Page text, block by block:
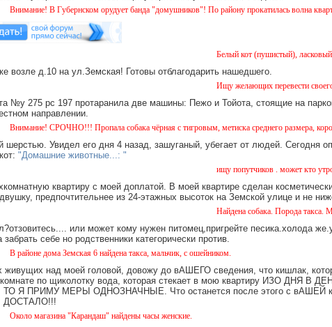
В Губернском орудует банда "домушников"! По району прокатилась волна квартирных
Белый кот (пушистый), ласковый
возле д.10 на ул.Земская! Готовы отблагодарить нашедшего.
Ищу желающих перевести своего
275 рс 197 протаранила две машины: Пежо и Тойота, стоящие на
направлении.
СРОЧНО!!! Пропала собака чёрная с тигровым, метиска среднего размера,
Увидел его дня 4 назад, зашуганый, убегает от людей. Сегодня
"Домашние животные...: "
ищу попутчиков . может кто утром
квартиру с моей доплатой. В моей квартире сделан
предпочтительнее из 24-этажных высоток на Земской улице и не
Найдена собака. Порода такса.
или может кому нужен питомец,пригрейте песика.холода
себе но родственники категорически против.
дома Земская 6 найдена такса, мальчик, с ошейником.
живущих над моей головой, довожу до вАШЕГО сведения, что кишлак,
по щиколотку вода, которая стекает в мою квартиру ИЗО ДНЯ В
Я ПРИМУ МЕРЫ ОДНОЗНАЧНЫЕ. Что останется после этого с вАШЕЙ
ДОСТАЛО!!!
"Карандаш" найдены часы женские.